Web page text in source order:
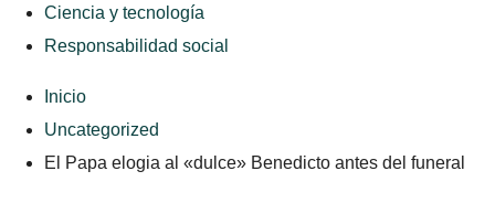
Ciencia y tecnología
Responsabilidad social
Inicio
Uncategorized
El Papa elogia al «dulce» Benedicto antes del funeral